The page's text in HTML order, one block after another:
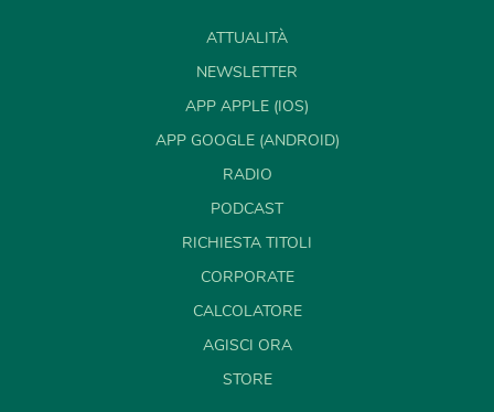
ATTUALITÀ
NEWSLETTER
APP APPLE (IOS)
APP GOOGLE (ANDROID)
RADIO
PODCAST
RICHIESTA TITOLI
CORPORATE
CALCOLATORE
AGISCI ORA
STORE